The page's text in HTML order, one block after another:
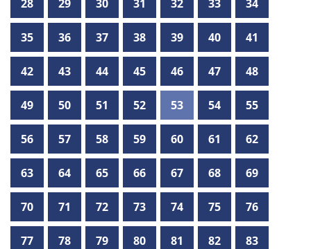
28 29 30 31 32 33 34
35 36 37 38 39 40 41
42 43 44 45 46 47 48
49 50 51 52 53 54 55
56 57 58 59 60 61 62
63 64 65 66 67 68 69
70 71 72 73 74 75 76
77 78 79 80 81 82 83